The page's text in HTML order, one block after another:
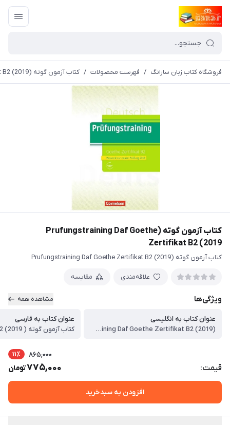
فروشگاه کتاب زبان سارانگ / فهرست محصولات / کتاب آزمون گوته (Prufungstraining Daf Goethe Zertifikat B2 (2019
کتاب آزمون گوته (Prufungstraining Daf Goethe
Zertifikat B2 (2019
کتاب آزمون گوته (Prufungstraining Daf Goethe Zertifikat B2 (2019
علاقه‌مندی مقایسه
ویژگی‌ها مشاهده همه
عنوان کتاب به انگلیسی
(Prufungstraining Daf Goethe Zertifikat B2 (2019
عنوان کتاب به فارسی
کتاب آزمون گوته ( B2 (2019
قیمت:
865,000 11٪
775,000تومان
افزودن به سبدخرید